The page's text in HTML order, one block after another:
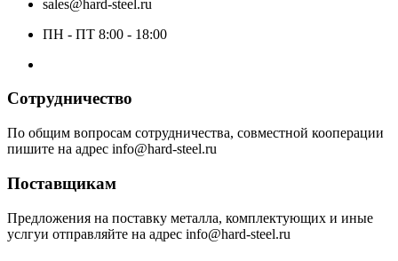
sales@hard-steel.ru
ПН - ПТ 8:00 - 18:00
Сотрудничество
По общим вопросам сотрудничества, совместной кооперации
пишите на адрес info@hard-steel.ru
Поставщикам
Предложения на поставку металла, комплектующих и иные
услгуи отправляйте на адрес info@hard-steel.ru